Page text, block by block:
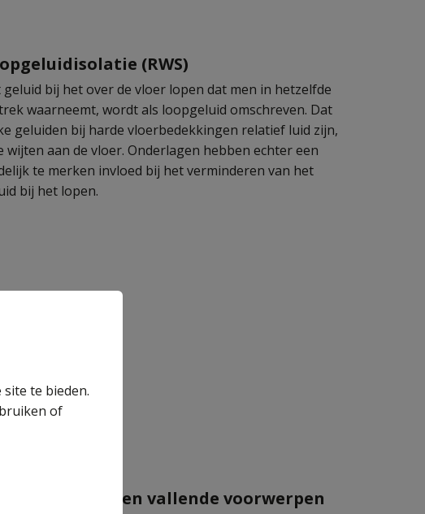
(RWS)
geluid bij het over de vloer lopen dat men in hetzelfde
waarneemt, wordt als loopgeluid omschreven. Dat
geluiden bij harde vloerbedekkingen relatief luid zijn,
wijten aan de vloer. Onderlagen hebben echter een
te merken invloed bij het verminderen van het
bij het lopen.
tegen vallende voorwerpen
te bieden.
of